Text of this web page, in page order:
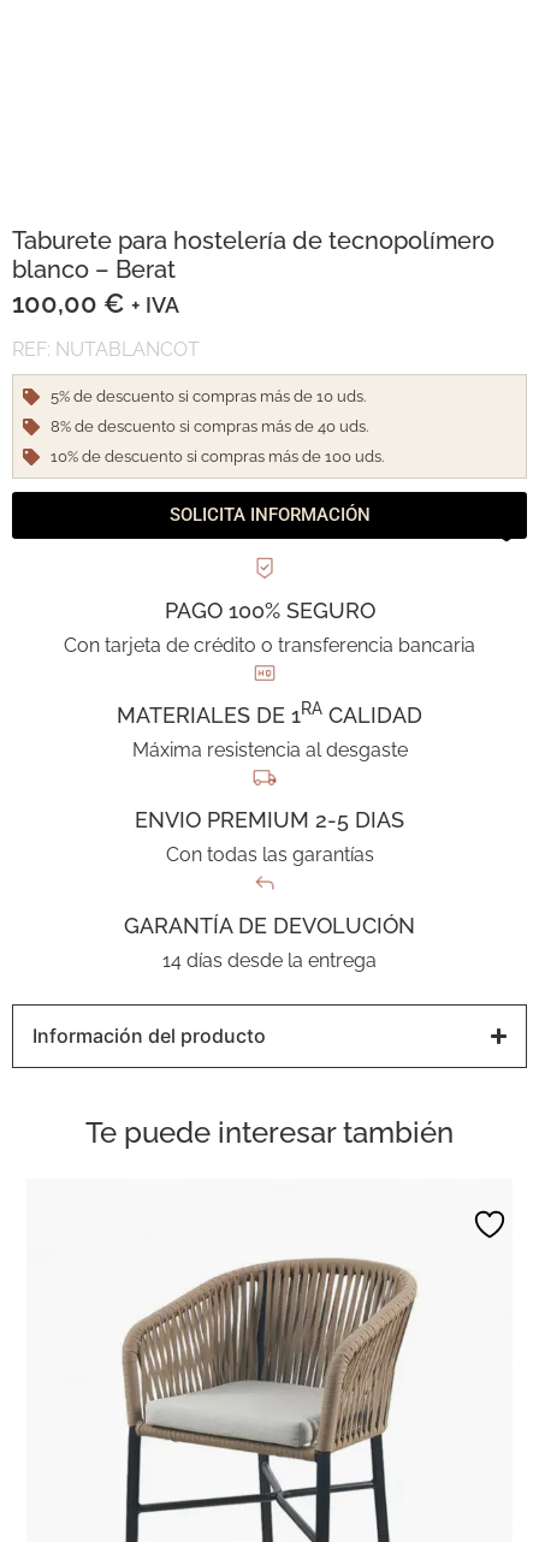
Taburete para hostelería de tecnopolímero
blanco – Berat
100,00 € + IVA
REF: NUTABLANCOT
5% de descuento si compras más de 10 uds.
8% de descuento si compras más de 40 uds.
10% de descuento si compras más de 100 uds.
SOLICITA INFORMACIÓN
PAGO 100% SEGURO
Con tarjeta de crédito o transferencia bancaria
MATERIALES DE 1RA CALIDAD
Máxima resistencia al desgaste
ENVIO PREMIUM 2-5 DIAS
Con todas las garantías
GARANTÍA DE DEVOLUCIÓN
14 días desde la entrega
Información del producto
Te puede interesar también